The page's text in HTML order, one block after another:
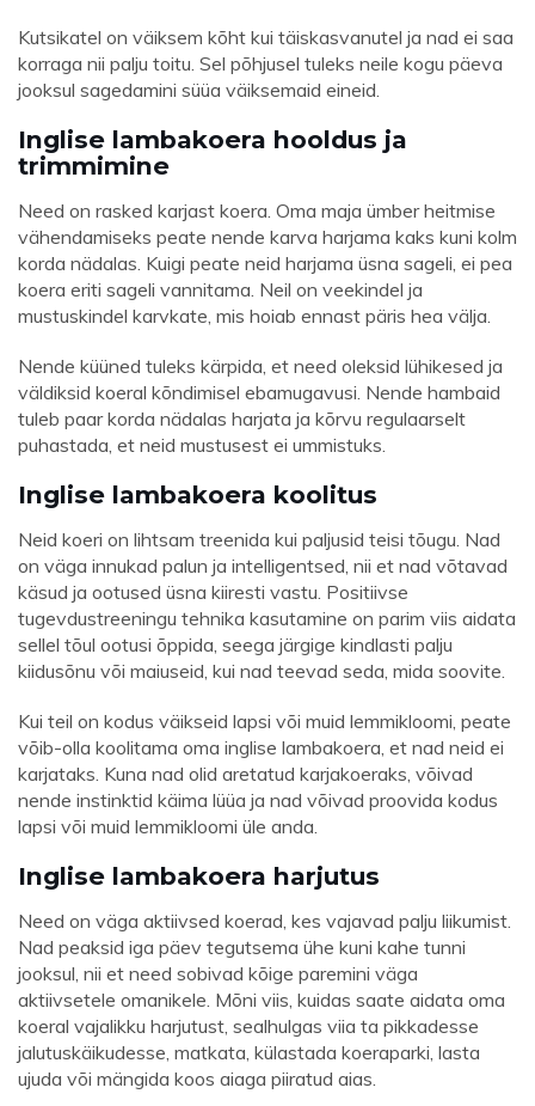
Kutsikatel on väiksem kõht kui täiskasvanutel ja nad ei saa
korraga nii palju toitu. Sel põhjusel tuleks neile kogu päeva
jooksul sagedamini süüa väiksemaid eineid.
Inglise lambakoera hooldus ja
trimmimine
Need on rasked karjast koera. Oma maja ümber heitmise
vähendamiseks peate nende karva harjama kaks kuni kolm
korda nädalas. Kuigi peate neid harjama üsna sageli, ei pea
koera eriti sageli vannitama. Neil on veekindel ja
mustuskindel karvkate, mis hoiab ennast päris hea välja.
Nende küüned tuleks kärpida, et need oleksid lühikesed ja
väldiksid koeral kõndimisel ebamugavusi. Nende hambaid
tuleb paar korda nädalas harjata ja kõrvu regulaarselt
puhastada, et neid mustusest ei ummistuks.
Inglise lambakoera koolitus
Neid koeri on lihtsam treenida kui paljusid teisi tõugu. Nad
on väga innukad palun ja intelligentsed, nii et nad võtavad
käsud ja ootused üsna kiiresti vastu. Positiivse
tugevdustreeningu tehnika kasutamine on parim viis aidata
sellel tõul ootusi õppida, seega järgige kindlasti palju
kiidusõnu või maiuseid, kui nad teevad seda, mida soovite.
Kui teil on kodus väikseid lapsi või muid lemmikloomi, peate
võib-olla koolitama oma inglise lambakoera, et nad neid ei
karjataks. Kuna nad olid aretatud karjakoeraks, võivad
nende instinktid käima lüüa ja nad võivad proovida kodus
lapsi või muid lemmikloomi üle anda.
Inglise lambakoera harjutus
Need on väga aktiivsed koerad, kes vajavad palju liikumist.
Nad peaksid iga päev tegutsema ühe kuni kahe tunni
jooksul, nii et need sobivad kõige paremini väga
aktiivsetele omanikele. Mõni viis, kuidas saate aidata oma
koeral vajalikku harjutust, sealhulgas viia ta pikkadesse
jalutuskäikudesse, matkata, külastada koeraparki, lasta
ujuda või mängida koos aiaga piiratud aias.